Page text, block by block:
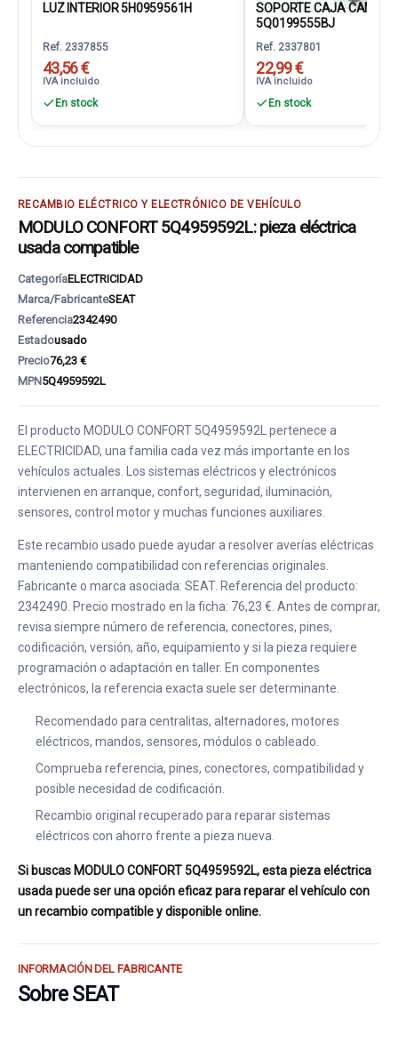
LUZ INTERIOR 5H0959561H
Ref. 2337855
43,56 €
IVA incluido
En stock
SOPORTE CAJA CAMBIO
5Q0199555BJ
Ref. 2337801
22,99 €
IVA incluido
En stock
RECAMBIO ELÉCTRICO Y ELECTRÓNICO DE VEHÍCULO
MODULO CONFORT 5Q4959592L: pieza eléctrica
usada compatible
CategoríaELECTRICIDAD
Marca/FabricanteSEAT
Referencia2342490
Estadousado
Precio76,23 €
MPN5Q4959592L
El producto MODULO CONFORT 5Q4959592L pertenece a
ELECTRICIDAD, una familia cada vez más importante en los
vehículos actuales. Los sistemas eléctricos y electrónicos
intervienen en arranque, confort, seguridad, iluminación,
sensores, control motor y muchas funciones auxiliares.
Este recambio usado puede ayudar a resolver averías eléctricas
manteniendo compatibilidad con referencias originales.
Fabricante o marca asociada: SEAT. Referencia del producto:
2342490. Precio mostrado en la ficha: 76,23 €. Antes de comprar,
revisa siempre número de referencia, conectores, pines,
codificación, versión, año, equipamiento y si la pieza requiere
programación o adaptación en taller. En componentes
electrónicos, la referencia exacta suele ser determinante.
Recomendado para centralitas, alternadores, motores
eléctricos, mandos, sensores, módulos o cableado.
Comprueba referencia, pines, conectores, compatibilidad y
posible necesidad de codificación.
Recambio original recuperado para reparar sistemas
eléctricos con ahorro frente a pieza nueva.
Si buscas MODULO CONFORT 5Q4959592L, esta pieza eléctrica
usada puede ser una opción eficaz para reparar el vehículo con
un recambio compatible y disponible online.
INFORMACIÓN DEL FABRICANTE
Sobre SEAT